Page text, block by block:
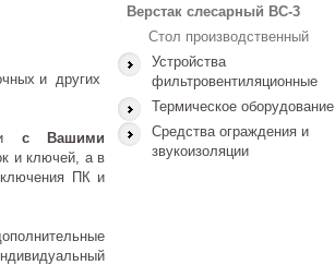
и других
с Вашими
и ключей, а в
ПК и
Верстак слесарный ВС-3
Стол производственный
Устройства
фильтровентиляционные
Термическое оборудование
Средства ограждения и
звукоизоляции